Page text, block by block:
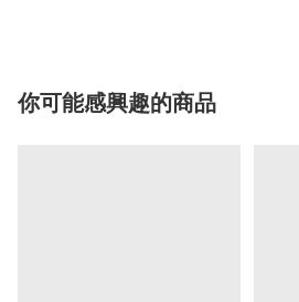
你可能感興趣的商品